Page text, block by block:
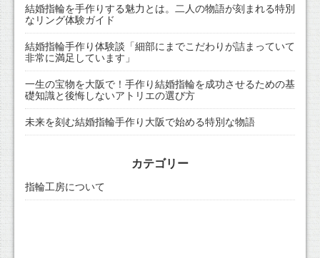
結婚指輪を手作りする魅力とは。二人の物語が刻まれる特別
なリング体験ガイド
結婚指輪手作り体験談「細部にまでこだわりが詰まっていて
非常に満足しています」
一生の宝物を大阪で！手作り結婚指輪を成功させるための基
礎知識と後悔しないアトリエの選び方
未来を刻む結婚指輪手作り大阪で始める特別な物語
カテゴリー
指輪工房について